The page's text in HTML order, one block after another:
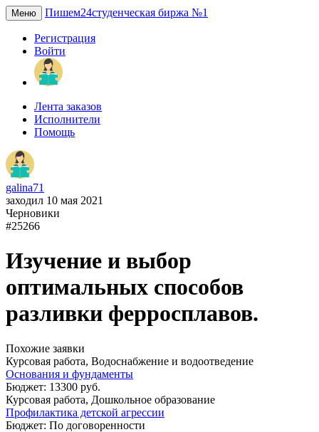
Меню Пишем24студенческая биржа №1
Регистрация
Войти
Лента заказов
Исполнители
Помощь
galina71
заходил 10 мая 2021
Черновики
#25266
Изучение и выбор
оптимальных способов
разливки ферросплавов.
Похожие заявки
Курсовая работа, Водоснабжение и водоотведение
Основания и фундаменты
Бюджет: 13300 руб.
Курсовая работа, Дошкольное образование
Профилактика детской агрессии
Бюджет: По договоренности